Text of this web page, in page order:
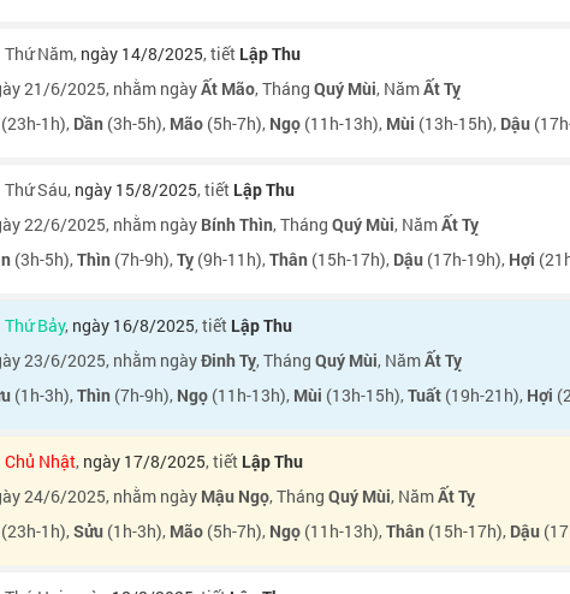
Thứ Năm, ngày 14/8/2025, tiết Lập Thu
21/6/2025, nhằm ngàyẤt Mão, Tháng Quý Mùi, NămẤt Tỵ
(23h-1h), Dần (3h-5h), Mão (5h-7h), Ngọ (11h-13h), Mùi (13h-15h), Dậu
Thứ Sáu, ngày 15/8/2025, tiết Lập Thu
22/6/2025, nhằm ngày Bính Thìn, Tháng Quý Mùi, NămẤt Tỵ
(3h-5h),Thìn (7h-9h),Tỵ (9h-11h),Thân (15h-17h), Dậu (17h-19h), Hợi
Thứ Bảy, ngày 16/8/2025, tiết Lập Thu
23/6/2025, nhằm ngàyĐinh Tỵ, Tháng Quý Mùi, NămẤt Tỵ
(1h-3h),Thìn (7h-9h), Ngọ (11h-13h), Mùi (13h-15h),Tuất (19h-21h), Hợi
Chủ Nhật, ngày 17/8/2025, tiết Lập Thu
24/6/2025, nhằm ngày Mậu Ngọ, Tháng Quý Mùi, NămẤt Tỵ
(23h-1h),Sửu (1h-3h), Mão (5h-7h), Ngọ (11h-13h),Thân (15h-17h), Dậu